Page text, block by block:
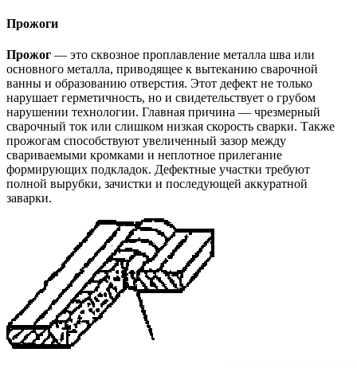
Прожоги
Прожог — это сквозное проплавление металла шва или
основного металла, приводящее к вытеканию сварочной
ванны и образованию отверстия. Этот дефект не только
нарушает герметичность, но и свидетельствует о грубом
нарушении технологии. Главная причина — чрезмерный
сварочный ток или слишком низкая скорость сварки. Также
прожогам способствуют увеличенный зазор между
свариваемыми кромками и неплотное прилегание
формирующих подкладок. Дефектные участки требуют
полной вырубки, зачистки и последующей аккуратной
заварки.